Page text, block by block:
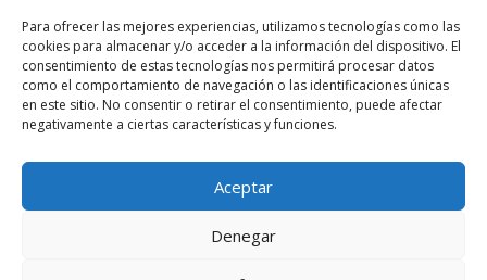
Para ofrecer las mejores experiencias, utilizamos tecnologías como las
cookies para almacenar y/o acceder a la información del dispositivo. El
consentimiento de estas tecnologías nos permitirá procesar datos
como el comportamiento de navegación o las identificaciones únicas
en este sitio. No consentir o retirar el consentimiento, puede afectar
negativamente a ciertas características y funciones.
Aceptar
Denegar
3 de noviembre de 2025 09:00
Comentarios recientes